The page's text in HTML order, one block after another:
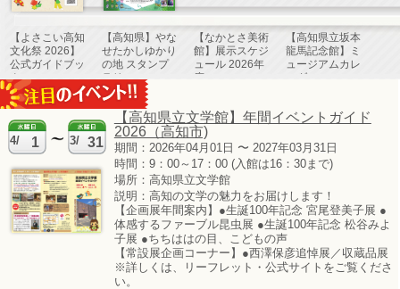
【よさこい高知
文化祭 2026】
公式ガイドブッ
ク
【高知県】やな
せたかしゆかり
の地 スタンプ
ラリー
【なかとさ美術
館】展示スケジ
ュール 2026年
度
【高知県立坂本
龍馬記念館】ミ
ュージアムカレ
ンダー
9(2027)年3月
【よさこい高知
文化祭 2026】
【高知市】MY
遊バス
4/ 1 3/ 31
【高知県立文学館】年間イベントガイド
2026（高知市)
期間：2026年04月01日 〜 2027年03月31日
時間：9：00～17：00 (入館は16：30まで)
場所：高知県立文学館
説明：高知の文学の魅力をお届けします！
【企画展年間案内】●生誕100年記念 宮尾登美子展 ●
体感するファーブル昆虫展 ●生誕100年記念 松谷みよ
子展 ●ちちははの目、こどもの声
【常設展企画コーナー】●西澤保彦追悼展／収蔵品展
※詳しくは、リーフレット・公式サイトをご覧くださ
い。